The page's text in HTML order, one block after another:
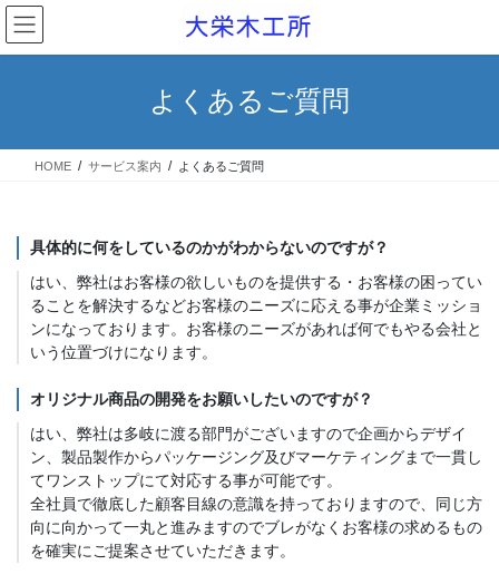
コ
ン
テ
ス
ナ
ビ
ゲ
ン
よくあるご質問
HOME サービス案内 よくあるご質問
具体的に何をしているのかがわからないのですが？
はい、弊社はお客様の欲しいものを提供する・お客様の困ってい
ることを解決するなどお客様のニーズに応える事が企業ミッショ
ンになっております。お客様のニーズがあれば何でもやる会社と
いう位置づけになります。
オリジナル商品の開発をお願いしたいのですが？
はい、弊社は多岐に渡る部門がございますので企画からデザイ
ン、製品製作からパッケージング及びマーケティングまで一貫し
てワンストップにて対応する事が可能です。
全社員で徹底した顧客目線の意識を持っておりますので、同じ方
向に向かって一丸と進みますのでブレがなくお客様の求めるもの
を確実にご提案させていただきます。